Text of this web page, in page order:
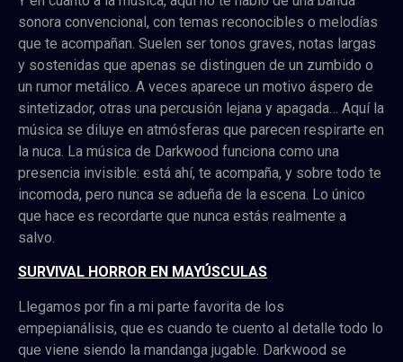
sonora convencional, con temas reconocibles o melodías
que te acompañan. Suelen ser tonos graves, notas largas
y sostenidas que apenas se distinguen de un zumbido o
un rumor metálico. A veces aparece un motivo áspero de
sintetizador, otras una percusión lejana y apagada… Aquí la
música se diluye en atmósferas que parecen respirarte en
la nuca. La música de Darkwood funciona como una
presencia invisible: está ahí, te acompaña, y sobre todo te
incomoda, pero nunca se adueña de la escena. Lo único
que hace es recordarte que nunca estás realmente a
salvo.
SURVIVAL HORROR EN MAYÚSCULAS
Llegamos por fin a mi parte favorita de los
empepianálisis, que es cuando te cuento al detalle todo lo
que viene siendo la mandanga jugable. Darkwood se